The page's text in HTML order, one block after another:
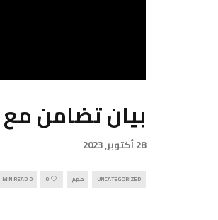
بيان تضامن
28 أكتوبر, 2023
UNCATEGORIZED مهم 0
0 MIN READ